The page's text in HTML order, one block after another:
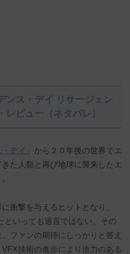
ンス・デイ リサージェン
レビュー（ネタバレ）
デイ 」から２０年後の世界でエ
た人類と再び地球に襲来したエ
衝撃を与えるヒットとなり、
といっても過言ではない。その
ファンの期待にしっかりと答え
技術の進歩により迫力のある